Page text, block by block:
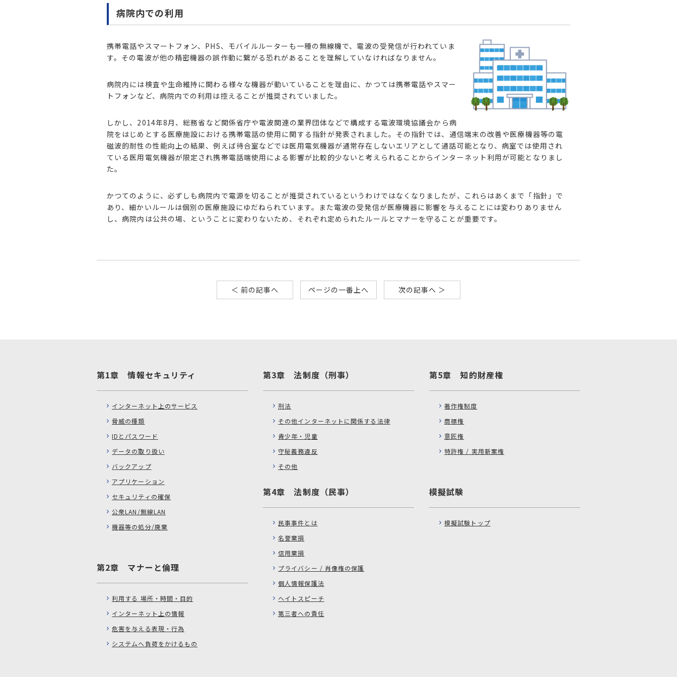
病院内での利用
携帯電話やスマートフォン、PHS、モバイルルーターも一種の無線機で、電波の受発信が行われていま
す。その電波が他の精密機器の誤作動に繋がる恐れがあることを理解していなければなりません。
病院内には検査や生命維持に関わる様々な機器が動いていることを理由に、かつては携帯電話やスマー
トフォンなど、病院内での利用は控えることが推奨されていました。
しかし、2014年8月、総務省など関係省庁や電波関連の業界団体などで構成する電波環境協議会から病
院をはじめとする 医療施設における携帯電話の使用に関する 指針が発表されました。その指針では、通信端末の改善や医療機器等の電
磁波的耐性の性能向上の結果、例えば待合室などでは医用電気機器が通常存在しないエリアとして通話可能となり、病室では使用され
ている医用電気機器が限定され携帯電話端使用による影響が比較的少ないと考えられることからインターネット利用が可能となりまし
た。
かつてのように、必ずしも病院内で電源を切ることが推奨されているというわけではなくなりましたが、これらはあくまで「指針」で
あり、細かいルールは個別の医療施設にゆだねられています。 また電波の受発信が医療機器に影響を与える ことには変わりありません
し、病院内は公共の場、ということに変わりないため、それぞれ定められたルールとマナーを守ることが重要です。
＜ 前の記事へ ページの一番上へ 次の記事へ ＞
第1章 情報セキュリティ
インターネット上のサービス
脅威の種類
IDとパスワード
データの取り扱い
バックアップ
アプリケーション
セキュリティの確保
公衆LAN/無線LAN
機器等の処分/廃棄
第2章 マナーと倫理
利用する 場所・時間・目的
インターネット上の情報
危害を与える表現・行為
システムへ負荷をかけるもの
第3章 法制度（刑事）
刑法
その他インターネットに関係する法律
青少年・児童
守秘義務違反
その他
第4章 法制度（民事）
民事事件とは
名誉棄損
信用棄損
プライバシー / 肖像権の保護
個人情報保護法
ヘイトスピーチ
第三者への責任
第5章 知的財産権
著作権制度
商標権
意匠権
特許権 / 実用新案権
模擬試験
模擬試験トップ